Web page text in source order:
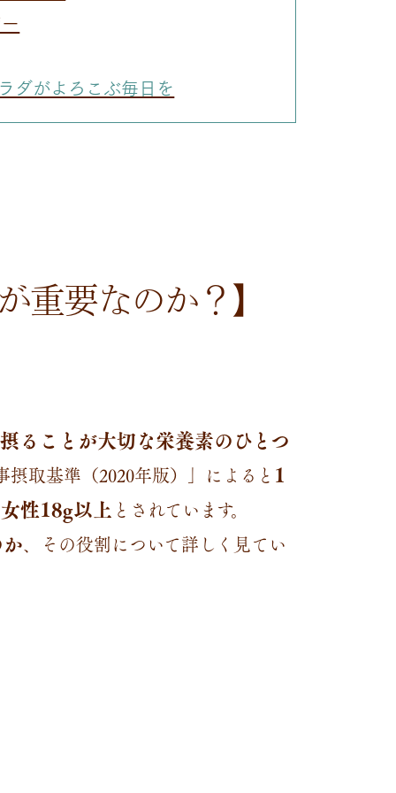
ダがよろこぶ毎日を
重要なのか？】
ることが大切な栄養素のひとつ
取基準（2020年版）」によると 1
性18g以上 とされています。
、その役割について詳しく見てい